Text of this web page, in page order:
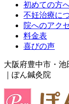
初めての方
不妊治療に
院へのアク
料金表
喜びの声
大阪府豊中市・
｜ぽん鍼灸院